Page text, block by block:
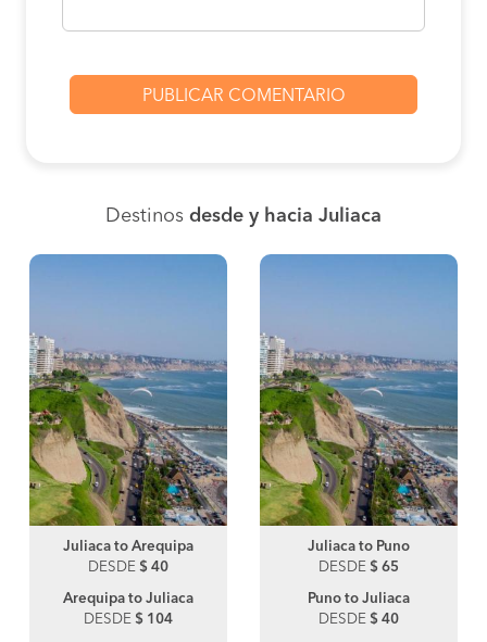
Destinos desde y hacia Juliaca
Juliaca to Arequipa
DESDE $ 40
Arequipa to Juliaca
DESDE $ 104
Juliaca to Puno
DESDE $ 65
Puno to Juliaca
DESDE $ 40